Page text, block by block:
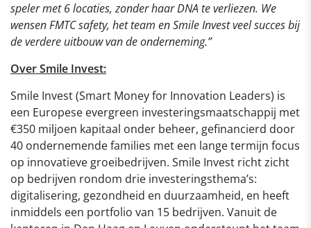
speler met 6 locaties, zonder haar DNA te verliezen. We
wensen FMTC safety, het team en Smile Invest veel succes bij
de verdere uitbouw van de onderneming.”
Over Smile Invest:
Smile Invest (Smart Money for Innovation Leaders) is
een Europese evergreen investeringsmaatschappij met
€350 miljoen kapitaal onder beheer, gefinancierd door
40 ondernemende families met een lange termijn focus
op innovatieve groeibedrijven. Smile Invest richt zicht
op bedrijven rondom drie investeringsthema’s:
digitalisering, gezondheid en duurzaamheid, en heeft
inmiddels een portfolio van 15 bedrijven. Vanuit de